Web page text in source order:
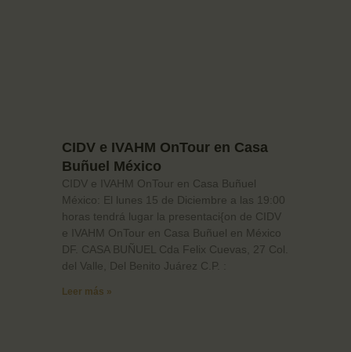
CIDV e IVAHM OnTour en Casa
Buñuel México
CIDV e IVAHM OnTour en Casa Buñuel
México: El lunes 15 de Diciembre a las 19:00
horas tendrá lugar la presentaci{on de CIDV
e IVAHM OnTour en Casa Buñuel en México
DF. CASA BUÑUEL Cda Felix Cuevas, 27 Col.
del Valle, Del Benito Juárez C.P. :
Leer más »